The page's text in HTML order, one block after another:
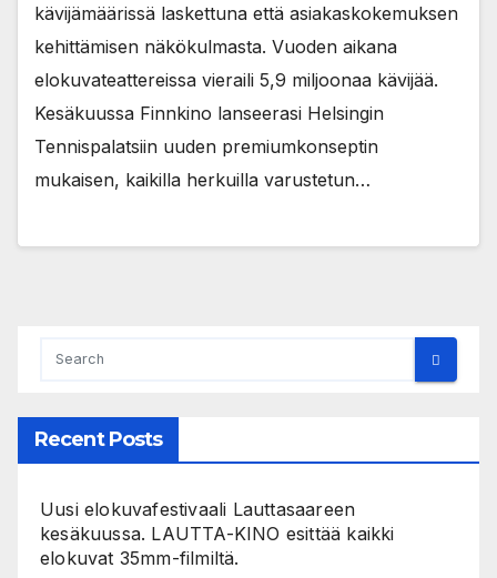
kävijämäärissä laskettuna että asiakaskokemuksen
kehittämisen näkökulmasta. Vuoden aikana
elokuvateattereissa vieraili 5,9 miljoonaa kävijää.
Kesäkuussa Finnkino lanseerasi Helsingin
Tennispalatsiin uuden premiumkonseptin
mukaisen, kaikilla herkuilla varustetun…
Recent Posts
Uusi elokuvafestivaali Lauttasaareen
kesäkuussa. LAUTTA-KINO esittää kaikki
elokuvat 35mm-filmiltä.